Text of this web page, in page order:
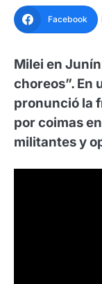
Facebook
Milei en
choreos”. En
pronunció la
por coimas
militantes y